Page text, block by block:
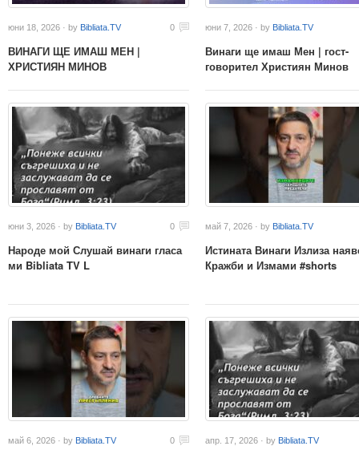
юни 18, 2026 · by Bibliata.TV 0
ВИНАГИ ЩЕ ИМАШ МЕН |
ХРИСТИЯН МИНОВ
юни 7, 2026 · by Bibliata.TV
Винаги ще имаш Мен | гост-
говорител Християн Минов
юни 3, 2026 · by Bibliata.TV 0
Народе мой Слушай винаги гласа
ми Bibliata TV L
май 7, 2026 · by Bibliata.TV
Истината Винаги Излиза
Кражби и Измами #shorts
май 6, 2026 · by Bibliata.TV 0 апр. 17, 2026 · by Bibliata.TV